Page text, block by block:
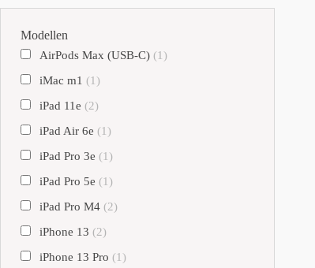
Modellen
AirPods Max (USB-C) (1)
iMac m1 (1)
iPad 11e (2)
iPad Air 6e (1)
iPad Pro 3e (1)
iPad Pro 5e (1)
iPad Pro M4 (2)
iPhone 13 (2)
iPhone 13 Pro (1)